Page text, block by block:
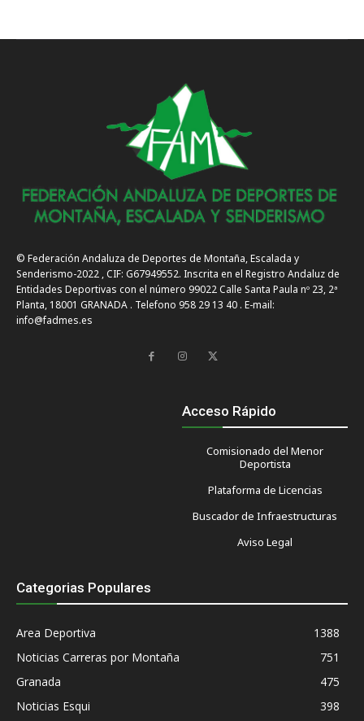
© Federación Andaluza de Deportes de Montaña, Escalada y
Senderismo-2022 , CIF: G67949552. Inscrita en el Registro Andaluz de
Entidades Deportivas con el número 99022 Calle Santa Paula nº 23, 2ª
Planta, 18001 GRANADA . Telefono 958 29 13 40 . E-mail:
info@fadmes.es
Acceso Rápido
Comisionado del Menor
Deportista
Plataforma de Licencias
Buscador de Infraestructuras
Aviso Legal
Categorias Populares
Area Deportiva
1388
Noticias Carreras por Montaña
751
Granada
475
Noticias Esqui
398